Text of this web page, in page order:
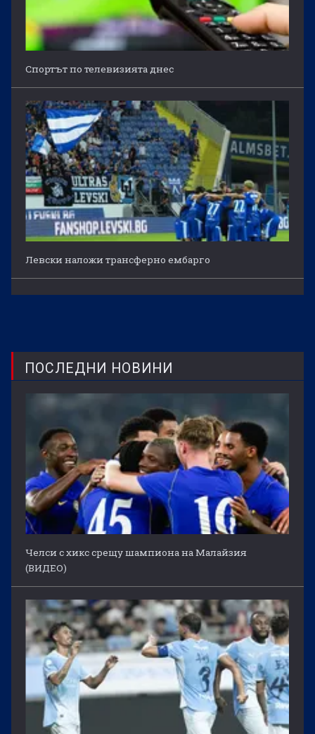
Спортът по телевизията днес
Левски наложи трансферно ембарго
ПОСЛЕДНИ НОВИНИ
Челси с хикс срещу шампиона на Малайзия
(ВИДЕО)